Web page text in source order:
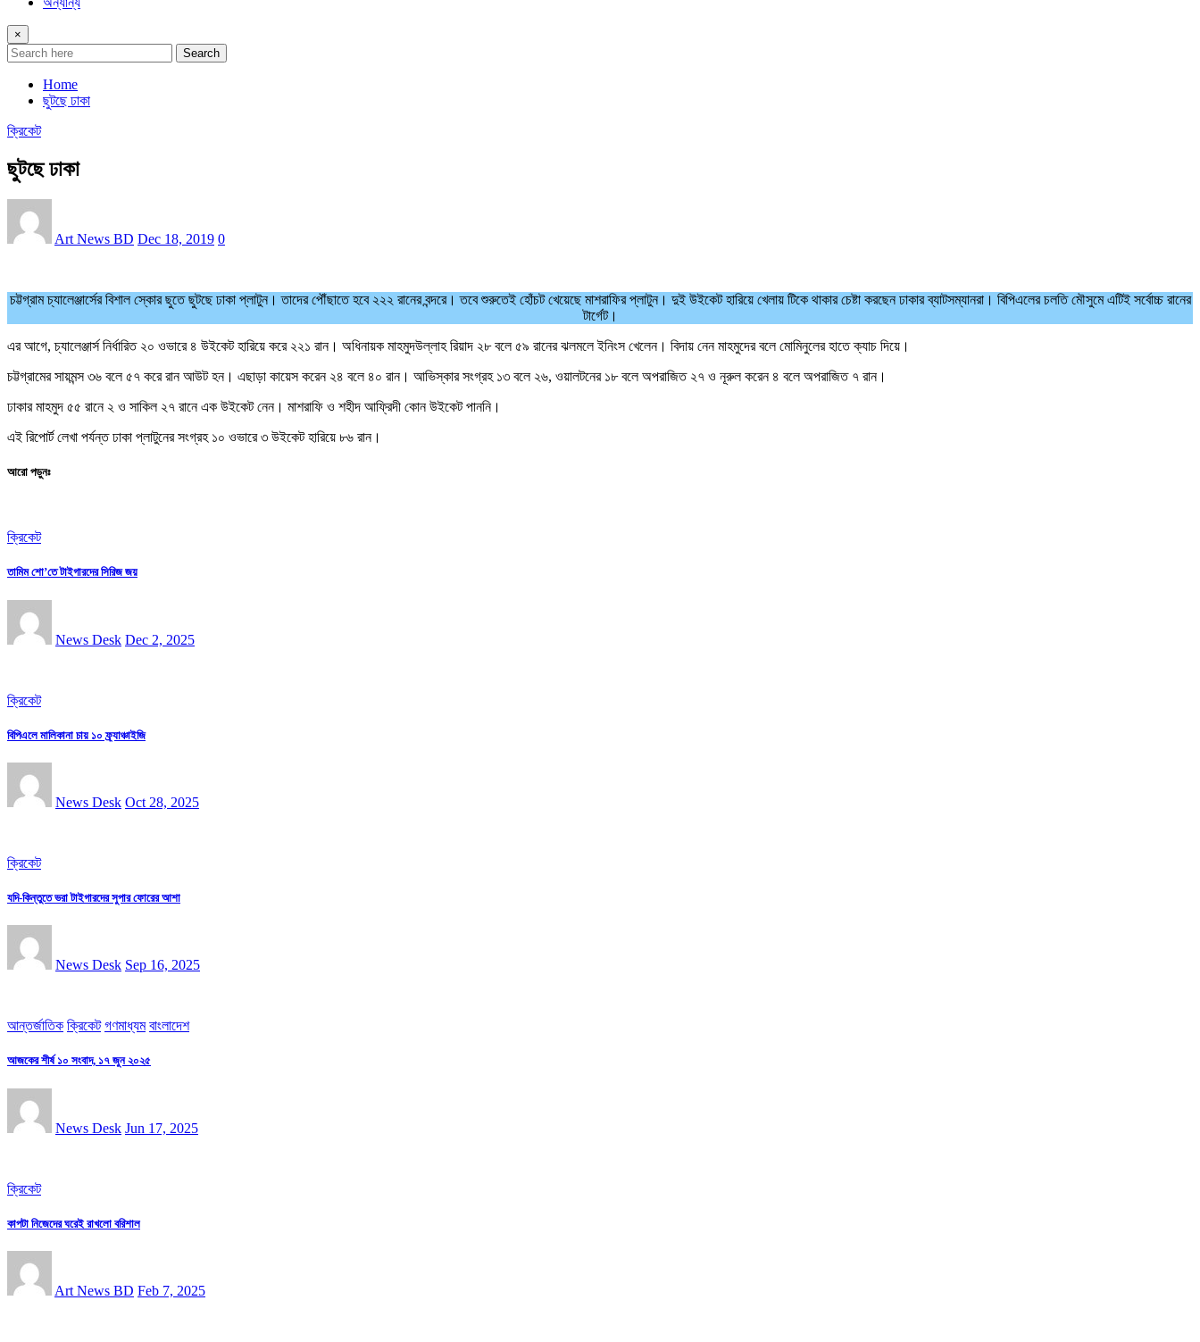
×
Search
Home
ছুটছে ঢাকা
ক্রিকেট
ছুটছে ঢাকা
Art News BD Dec 18, 2019 0
চট্টগ্রাম চ্যালেঞ্জার্সের বিশাল স্কোর ছুতে ছুটছে ঢাকা প্লাটুন। তাদের পৌঁছাতে হবে ২২২ রানের বন্দরে। তবে শুরুতেই হোঁচট খেয়েছে মাশরাফির প্লাটুন। দুই উইকেট হারিয়ে খেলায় টিকে থাকার চেষ্টা করছেন ঢাকার ব্যাটসম্যানরা। বিপিএলের চলতি মৌসুমে এটিই সর্বোচ্চ রানের
টার্গেট।
এর আগে, চ্যালেঞ্জার্স নির্ধারিত ২০ ওভারে ৪ উইকেট হারিয়ে করে ২২১ রান। অধিনায়ক মাহমুদউল্লাহ রিয়াদ ২৮ বলে ৫৯ রানের ঝলমলে ইনিংস খেলেন। বিদায় নেন মাহমুদের বলে মোমিনুলের হাতে ক্যাচ দিয়ে।
চট্টগ্রামের সায়মন্স ৩৬ বলে ৫৭ করে রান আউট হন। এছাড়া কায়েস করেন ২৪ বলে ৪০ রান। আভিস্কার সংগ্রহ ১৩ বলে ২৬, ওয়ালটনের ১৮ বলে অপরাজিত ২৭ ও নূরুল করেন ৪ বলে অপরাজিত ৭ রান।
ঢাকার মাহমুদ ৫৫ রানে ২ ও সাকিল ২৭ রানে এক উইকেট নেন। মাশরাফি ও শহীদ আফ্রিদী কোন উইকেট পাননি।
এই রিপোর্ট লেখা পর্যন্ত ঢাকা প্লাটুনের সংগ্রহ ১০ ওভারে ৩ উইকেট হারিয়ে ৮৬ রান।
আরো পড়ুনঃ
ক্রিকেট
তামিম শো’তে টাইগারদের সিরিজ জয়
News Desk Dec 2, 2025
ক্রিকেট
বিপিএলে মালিকানা চায় ১০ ফ্র্যাঞ্চাইজি
News Desk Oct 28, 2025
ক্রিকেট
যদি-কিন্তুতে ভরা টাইগারদের সুপার ফোরের আশা
News Desk Sep 16, 2025
আন্তর্জাতিক ক্রিকেট গণমাধ্যম বাংলাদেশ
আজকের শীর্ষ ১০ সংবাদ, ১৭ জুন ২০২৫
News Desk Jun 17, 2025
ক্রিকেট
কাপটা নিজেদের ঘরেই রাখলো বরিশাল
Art News BD Feb 7, 2025